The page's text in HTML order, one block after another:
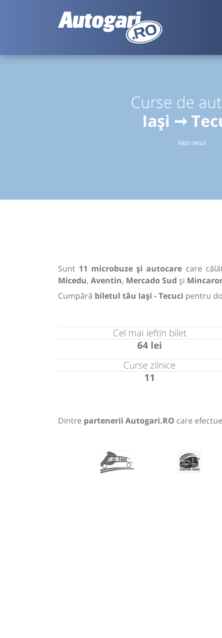
Curse de
Iași ➞
Vezi retur
Sunt 11 microbuze și autocare care
Micedu, Aventin, Mercado Sud și
Cumpără biletul tău Iași - Tecuci pentru
Cel mai ieftin bilet
64 lei
Curse zilnice
11
Dintre partenerii Autogari.RO care